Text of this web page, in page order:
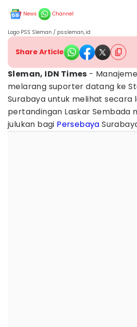
News Channel
Logo PSS Sleman / pssleman,.id
Share Article
Sleman, IDN Times -
melarang suporter datang ke
Surabaya untuk melihat secara
pertandingan Laskar Sembada
julukan bagi Persebaya